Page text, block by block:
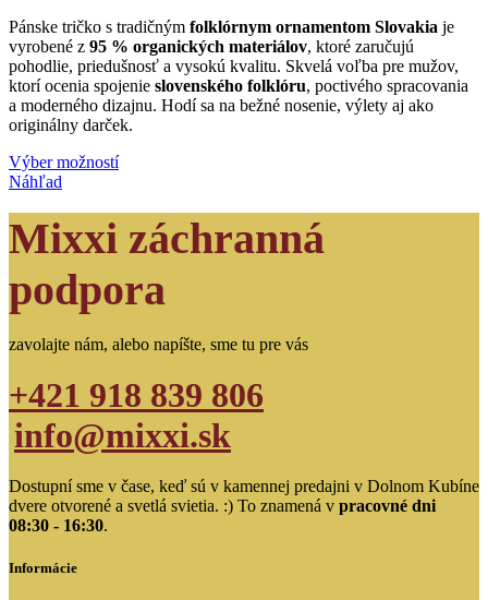
Pánske tričko s tradičným folklórnym ornamentom Slovakia je
vyrobené z 95 % organických materiálov, ktoré zaručujú
pohodlie, priedušnosť a vysokú kvalitu. Skvelá voľba pre mužov,
ktorí ocenia spojenie slovenského folklóru, poctivého spracovania
a moderného dizajnu. Hodí sa na bežné nosenie, výlety aj ako
originálny darček.
Výber možnostíTento
viacero
variantov.
Možnosti
môžete
na
Náhľad
Mixxi záchranná
podpora
zavolajte nám, alebo napíšte, sme tu pre vás
+421 918 839 806
info@mixxi.sk
Dostupní sme v čase, keď sú v kamennej predajni v Dolnom Kubíne
dvere otvorené a svetlá svietia. :) To znamená v pracovné dni
08:30 - 16:30.
Informácie